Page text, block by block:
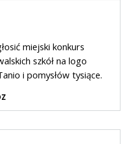
miejski konkurs
szkół na logo
i pomysłów tysiące.